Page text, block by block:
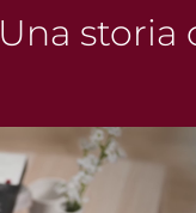
Una storia